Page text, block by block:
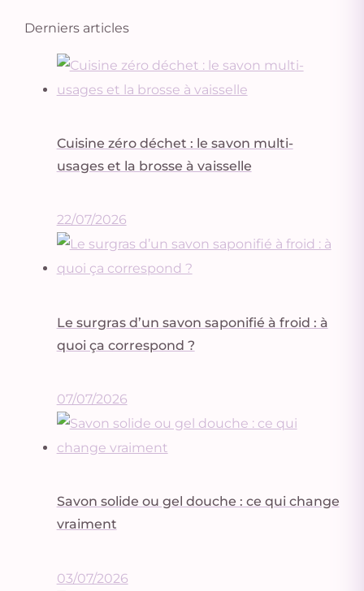
Derniers articles
Cuisine zéro déchet : le savon multi-
usages et la brosse à vaisselle
22/07/2026
Le surgras d’un savon saponifié à froid : à
quoi ça correspond ?
07/07/2026
Savon solide ou gel douche : ce qui change
vraiment
03/07/2026